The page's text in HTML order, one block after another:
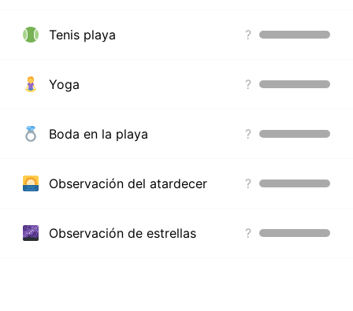
Tenis playa ?
Yoga ?
Boda en la playa ?
Observación del atardecer ?
Observación de estrellas ?